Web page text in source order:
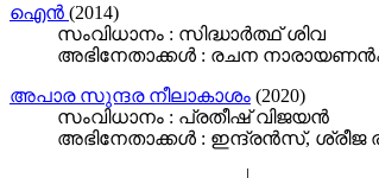
ഐന്‍ (2014)
സംവിധാനം : സിദ്ധാര്‍ത്ഥ് ശിവ
അഭിനേതാക്കള്‍ : രചന
അപാര സുന്ദര നീലാകാശം (2020)
സംവിധാനം : പ്രതീഷ് വിജയൻ
അഭിനേതാക്കള്‍ : ഇന്ദ്രന്‍സ്, ശ്രീജ